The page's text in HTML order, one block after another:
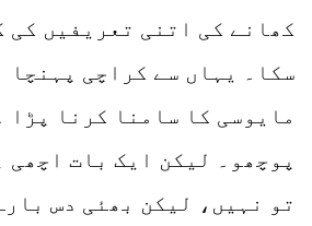
کھانے کی اتنی تعریفیں کی
سکا۔ یہاں سے کراچی پہنچا
مایوسی کا سامنا کرنا پڑا
پوچھو۔ لیکن ایک بات اچھی
تو نہیں، لیکن بھئی دس